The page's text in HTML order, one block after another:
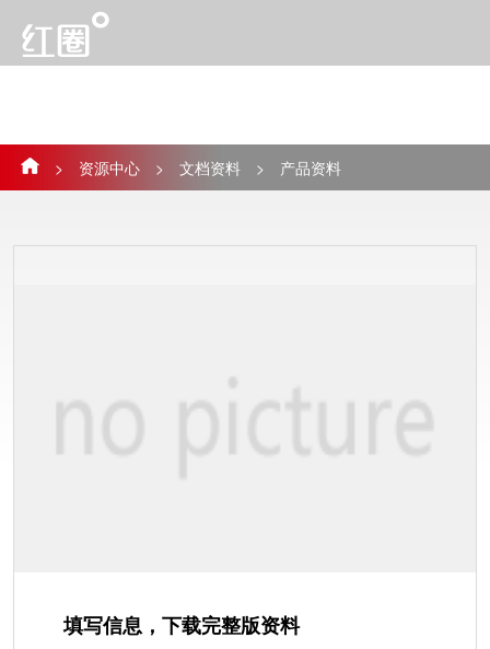
> 资源中心 > 文档资料 > 产品资料
填写信息，下载完整版资料